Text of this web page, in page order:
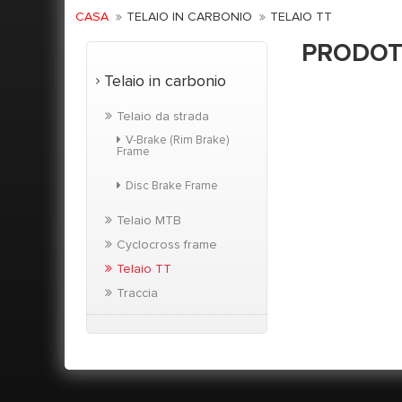
CASA TELAIO IN CARBONIO TELAIO TT
Telaio in carbonio
Telaio da strada
V-Brake (rim Brake)
Frame
Disc Brake Frame
Telaio MTB
Cyclocross frame
Telaio TT
Traccia